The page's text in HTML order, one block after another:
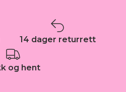
14 dager returrett
og hent